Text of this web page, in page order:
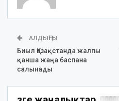
АЛДЫҢҒЫ
Биыл Қазақстанда жалпы
қанша жаңа баспана
салынады